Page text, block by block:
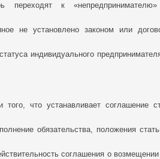
переходят к
не установлено законом или
индивидуального
того, что устанавливает
обязательства, положения
соглашения о